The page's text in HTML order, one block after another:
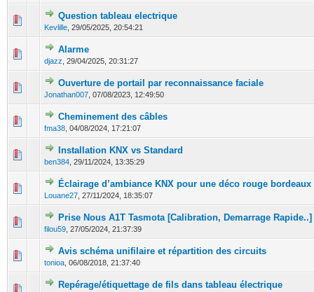
Question tableau electrique
Kevlille 29/05/2025, 20:54:21
0 Votes - 0 sur 5 en moyenne
12 345
Alarme
djazz 29/04/2025, 20:31:27
0 Votes - 0 sur 5 en moyenne
Ouverture de portail par reconnaissance faciale
Jonathan007 07/08/2023, 12:49:50
0 Votes - 0 sur 5 en moyenne
123 45
Cheminement des câbles
fma38 04/08/2024, 17:21:07
0 Votes - 0 sur 5 en moyenne
1234
Installation KNX vs Standard
ben384 29/11/2024, 13:35:29
0 Votes - 0 sur 5 en moyenne
12345
Éclairage d’ambiance KNX pour une déco rouge bordeaux
Louane27 27/11/2024, 18:35:07
0 Votes - 0 sur 5 en moyenne
1 2345
Prise Nous A1T Tasmota [Calibration, Demarrage Rapide..]
filou59 27/05/2024, 21:37:39
0 Votes - 0 sur 5 en moyenne
12345
Avis schéma unifilaire et répartition des circuits
tonioa 06/08/2018, 21:37:40
0 Votes - 0 sur 5 en moyenne
12345
Repérage/étiquettage de fils dans tableau électrique
0 Votes - 0 sur 5 en moyenne
123 45